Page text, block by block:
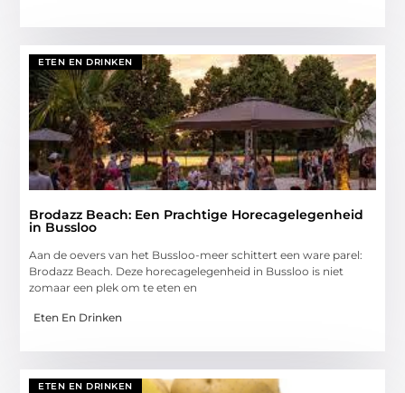
ETEN EN DRINKEN
Brodazz Beach: Een Prachtige Horecagelegenheid
in Bussloo
Aan de oevers van het Bussloo-meer schittert een ware parel:
Brodazz Beach. Deze horecagelegenheid in Bussloo is niet
zomaar een plek om te eten en
Eten En Drinken
ETEN EN DRINKEN